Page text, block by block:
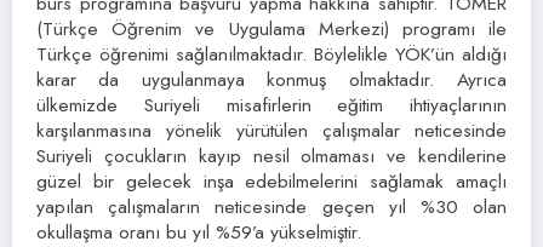
(Türkçe Öğrenim ve Uygulama Merkezi) programı ile
Türkçe öğrenimi sağlanılmaktadır. Böylelikle YÖK’ün aldığı
karar da uygulanmaya konmuş olmaktadır. Ayrıca
ülkemizde Suriyeli misafirlerin eğitim ihtiyaçlarının
karşılanmasına yönelik yürütülen çalışmalar neticesinde
Suriyeli çocukların kayıp nesil olmaması ve kendilerine
güzel bir gelecek inşa edebilmelerini sağlamak amaçlı
yapılan çalışmaların neticesinde geçen yıl %30 olan
okullaşma oranı bu yıl %59’a yükselmiştir.